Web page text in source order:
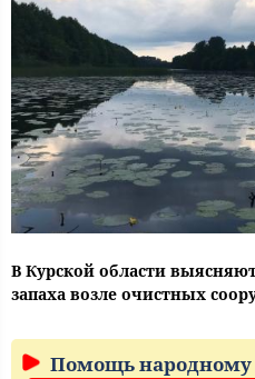
В Курской области
запаха возле очистных
Помощь